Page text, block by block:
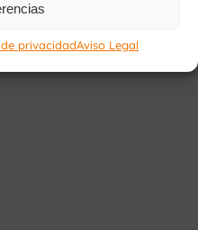
privacidadAviso Legal